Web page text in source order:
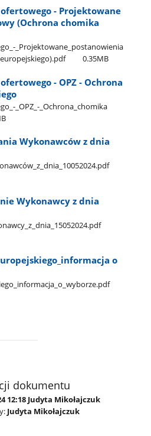
- Projektowane
(Ochrona chomika
​_Projektowane​_postanowienia​
0.35MB
- OPZ - Ochrona
​_OPZ​_-​_Ochrona​_chomika​
Wykonawców z dnia
Wykonawcy z dnia
o
dokumentu
12:18 Judyta Mikołajczuk
Judyta Mikołajczuk